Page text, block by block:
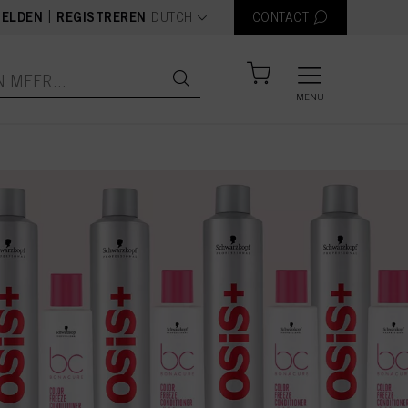
REGISTREREN text.language
DUTCH CONTACT
MENU